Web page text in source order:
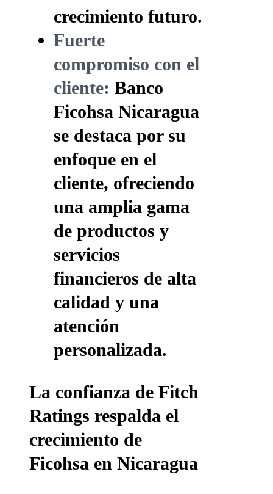
crecimiento futuro.
Fuerte
compromiso con el
cliente: Banco
Ficohsa Nicaragua
se destaca por su
enfoque en el
cliente, ofreciendo
una amplia gama
de productos y
servicios
financieros de alta
calidad y una
atención
personalizada.
La confianza de Fitch
Ratings respalda el
crecimiento de
Ficohsa en Nicaragua